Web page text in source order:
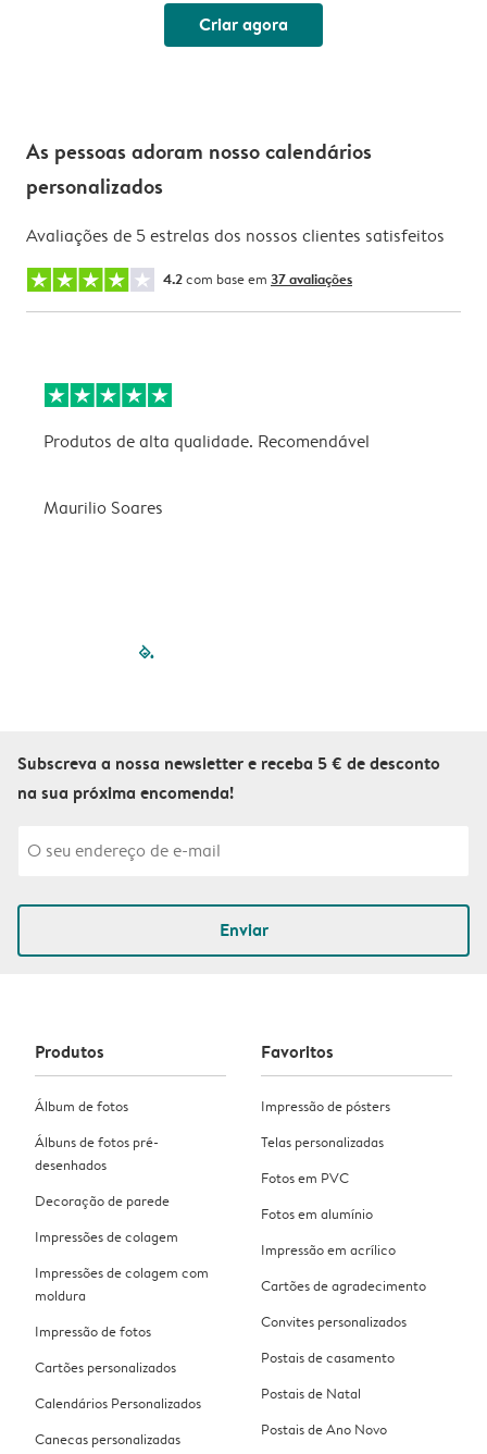
Criar agora
As pessoas adoram nosso calendários
personalizados
Avaliações de 5 estrelas dos nossos clientes satisfeitos
4.2com base em 37 avaliações
Produtos de alta qualidade. Recomendável
Maurilio Soares
filled-pagination
Subscreva a nossa newsletter e receba 5 € de desconto
na sua próxima encomenda!
Enviar
Produtos
Álbum de fotos
Álbuns de fotos pré-
desenhados
Decoração de parede
Impressões de colagem
Impressões de colagem com
moldura
Impressão de fotos
Cartões personalizados
Calendários Personalizados
Canecas personalizadas
Favoritos
Impressão de pósters
Telas personalizadas
Fotos em PVC
Fotos em alumínio
Impressão em acrílico
Cartões de agradecimento
Convites personalizados
Postais de casamento
Postais de Natal
Postais de Ano Novo